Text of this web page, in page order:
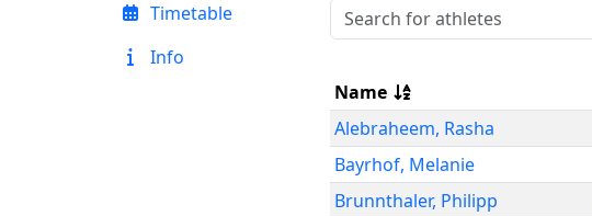
Timetable
Info
Name
Alebraheem, Rasha
Bayrhof, Melanie
Brunnthaler, Philipp